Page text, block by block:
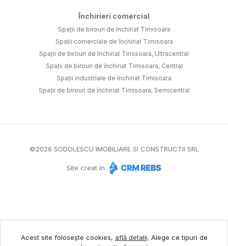
Închirieri comercial
Spații de birouri de închiriat Timisoara
Spații comerciale de închiriat Timisoara
Spații de birouri de închiriat Timisoara, Ultracentral
Spații de birouri de închiriat Timisoara, Central
Spații industriale de închiriat Timisoara
Spații de birouri de închiriat Timisoara, Semicentral
©2026 SODOLESCU IMOBILIARE SI CONSTRUCTII SRL
Site creat în
Acest site folosește cookies, află detalii. Alege ce tipuri de